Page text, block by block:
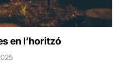
en l’horitzó